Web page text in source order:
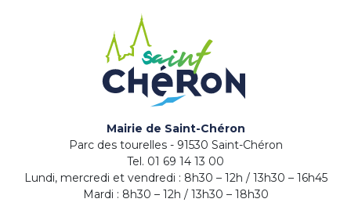
Mairie de Saint-Chéron
Parc des tourelles - 91530 Saint-Chéron
Tel. 01 69 14 13 00
Lundi, mercredi et vendredi : 8h30 – 12h / 13h30 – 16h45
Mardi : 8h30 – 12h / 13h30 – 18h30